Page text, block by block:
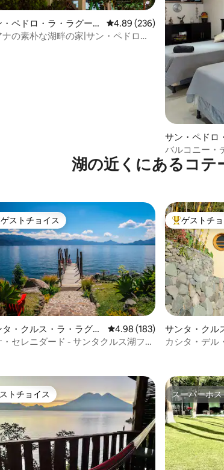
星中4.95つ星の平均評価
ペドロ・ラ・ラグーナ
ンション・アパート
レビュー236件、5つ星中
4.89 (236)
ナの素朴な湖畔の家|サン・ペドロ・
サン・ペドロ
のマンション
バルコニー・
ター
湖の近くにあるコテ
星中4.86つ星の平均評価
評のゲストチョイスです。
ゲストチョイス
・クルス・ラ・ラグー
コテージ
レビュー183件、5つ星中
4.98 (183)
・セレニダード - サンタクルス湖フロ
大好評のゲ
ゲストチ
サンタ・クル
ナのコテージ
カシタ・デル
トチョイス
トチョイス スーパーホ
スーパーホ